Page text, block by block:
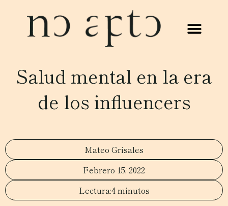
Salud mental en la era
de los influencers
Mateo Grisales
Febrero 15, 2022
4 minutos